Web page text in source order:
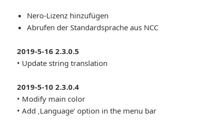
Nero-Lizenz hinzufügen
Abrufen der Standardsprache aus NCC
2019-5-16 2.3.0.5
• Update string translation
2019-5-10 2.3.0.4
• Modify main color
• Add ‚Language‘ option in the menu bar